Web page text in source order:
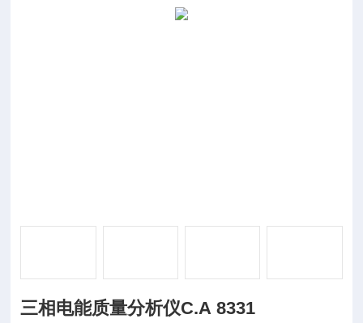
三相电能质量分析仪C.A 8331